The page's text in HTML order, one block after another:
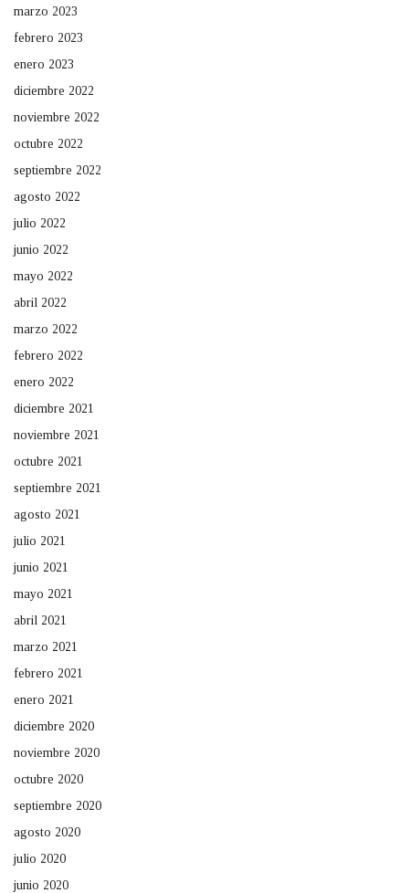
marzo 2023
febrero 2023
enero 2023
diciembre 2022
noviembre 2022
octubre 2022
septiembre 2022
agosto 2022
julio 2022
junio 2022
mayo 2022
abril 2022
marzo 2022
febrero 2022
enero 2022
diciembre 2021
noviembre 2021
octubre 2021
septiembre 2021
agosto 2021
julio 2021
junio 2021
mayo 2021
abril 2021
marzo 2021
febrero 2021
enero 2021
diciembre 2020
noviembre 2020
octubre 2020
septiembre 2020
agosto 2020
julio 2020
junio 2020